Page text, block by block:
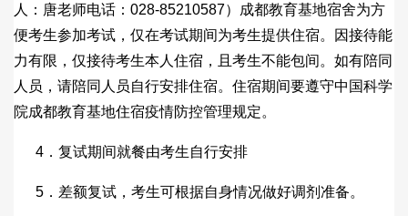
人：唐老师电话：028-85210587）成都教育基地宿舍为方
便考生参加考试，仅在考试期间为考生提供住宿。因接待能
力有限，仅接待考生本人住宿，且考生不能包间。如有陪同
人员，请陪同人员自行安排住宿。住宿期间要遵守中国科学
院成都教育基地住宿疫情防控管理规定。
4．复试期间就餐由考生自行安排
5．差额复试，考生可根据自身情况做好调剂准备。